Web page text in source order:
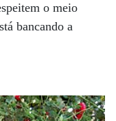
o meio
bancando a